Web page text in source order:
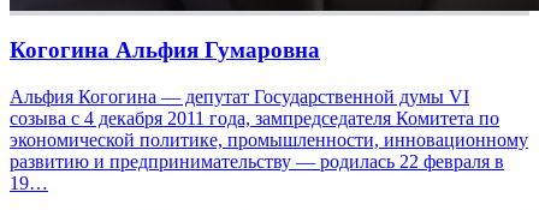
Когогина Альфия Гумаровна
Альфия Когогина — депутат Государственной думы VI
созыва с 4 декабря 2011 года, зампредседателя Комитета по
экономической политике, промышленности, инновационному
развитию и предпринимательству — родилась 22 февраля в
19…